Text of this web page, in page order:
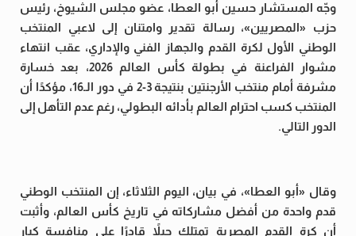
وجّه المستشار حسين أبو العطا، عضو مجلس الشيوخ، رئيس
حزب «المصريين»، رسالة تقدير وامتنان إلى لاعبي المنتخب
الوطني الأول لكرة القدم والجهاز الفني والإداري، عقب انتهاء
مشوار الفراعنة في بطولة كأس العالم 2026، بعد خسارة
مشرفة أمام منتخب الأرجنتين بنتيجة 3-2 في دور الـ16، مؤكدًا أن
المنتخب كسب احترام العالم بأدائه البطولي، رغم عدم التأهل إلى
الدور التالي.
وقال «أبو العطا»، في بيان، اليوم الثلاثاء، إن المنتخب الوطني
قدم واحدة من أفضل مشاركاته في تاريخ كأس العالم، وأثبت
أن كرة القدم المصرية تمتلك جيلاً قادرًا على منافسة كبار